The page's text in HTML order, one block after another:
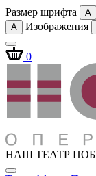
Размер шрифта A
A
Изображения
0
НАШ ТЕАТР